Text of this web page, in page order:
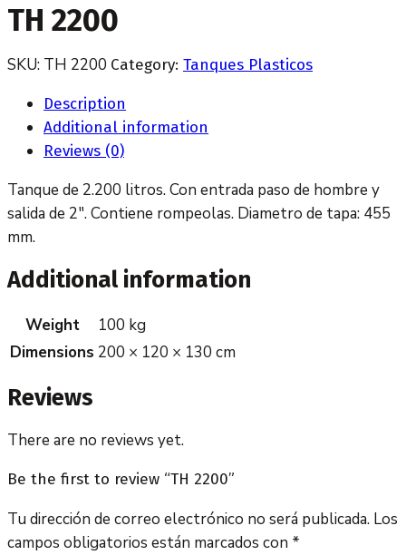
TH 2200
SKU: TH 2200 Category: Tanques Plasticos
Description
Additional information
Reviews (0)
Tanque de 2.200 litros. Con entrada paso de hombre y
salida de 2″. Contiene rompeolas. Diametro de tapa: 455
mm.
Additional information
Weight
100 kg
Dimensions 200 × 120 × 130 cm
Reviews
There are no reviews yet.
Be the first to review “TH 2200”
Tu dirección de correo electrónico no será publicada. Los
campos obligatorios están marcados con *